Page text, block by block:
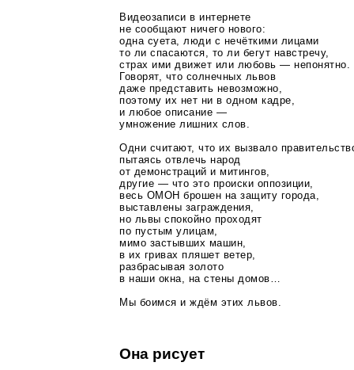
Видеозаписи в интернете
не сообщают ничего нового:
одна суета, люди с нечёткими лицами
то ли спасаются, то ли бегут навстречу,
страх ими движет или любовь — непонятно.
Говорят, что солнечных львов
даже представить невозможно,
поэтому их нет ни в одном кадре,
и любое описание —
умножение лишних слов.
Одни считают, что их вызвало
пытаясь отвлечь народ
от демонстраций и митингов,
другие — что это происки оппозиции,
весь ОМОН брошен на защиту города,
выставлены заграждения,
но львы спокойно проходят
по пустым улицам,
мимо застывших машин,
в их гривах пляшет ветер,
разбрасывая золото
в наши окна, на стены домов…
Мы боимся и ждём этих львов.
Она рисует